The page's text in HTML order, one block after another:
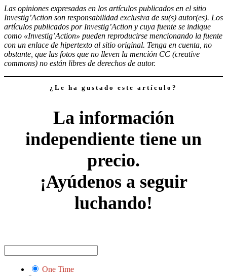
Las opiniones expresadas en los artículos publicados en el sitio
Investig’Action son responsabilidad exclusiva de su(s) autor(es). Los
artículos publicados por Investig’Action y cuya fuente se indique
como «Investig’Action» pueden reproducirse mencionando la fuente
con un enlace de hipertexto al sitio original. Tenga en cuenta, no
obstante, que las fotos que no lleven la mención CC (creative
commons) no están libres de derechos de autor.
¿Le ha gustado este artículo?
La información
independiente tiene un
precio.
¡Ayúdenos a seguir
luchando!
One Time